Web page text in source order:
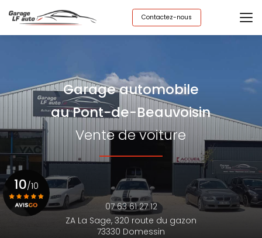
au
contenu
principal
Contactez-nous
Garage automobile
au Pont-de-Beauvoisin
Vente de voiture
07 63 61 27 12
ZA La Sage, 320 route du gazon
73330 Domessin
10/10